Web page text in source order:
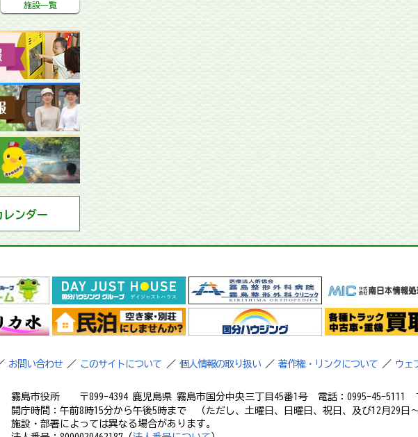
施設一覧
レンダー
お問い合わせ ／ このサイトについて ／ 個人情報の取り扱い ／ 著作権・リンクについて ／ ウェ
霧島市役所
〒899-4394 鹿児島県 霧島市国分中央三丁目45番1号 電話：0995-45-5111
開庁時間：午前8時15分から午後5時まで （ただし、土曜日、日曜日、祝日、及び12月29日～
施設・部署によっては異なる場合があります。